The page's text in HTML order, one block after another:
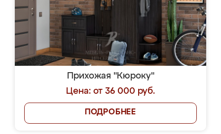
Прихожая "Кюроку"
Цена: от 36 000 руб.
ПОДРОБНЕЕ